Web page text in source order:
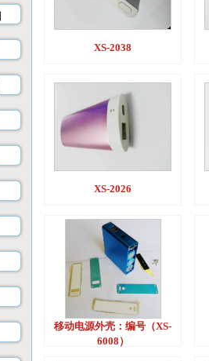
XS-2038
XS-2026
移动电源外壳：编号（XS-
6008）